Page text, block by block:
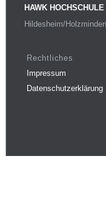
HAWK
Hildesheim/
Rechtliches
Impressum
Datenschutzerklärung